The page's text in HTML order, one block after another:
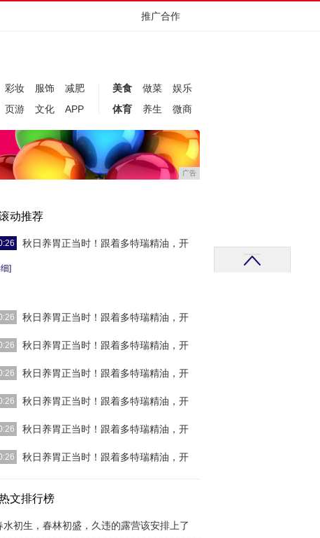
推广合作
彩妆 服饰
减肥
页游 文化 APP
美食 做菜
娱乐
体育
养生 微商
广告
动推荐
秋日养胃正当时！跟着多特瑞精油，开
]
秋日养胃正当时！跟着多特瑞精油，开
细] 秋日养胃正当时！跟着多特瑞精油，开
细] 秋日养胃正当时！跟着多特瑞精油，开
细] 秋日养胃正当时！跟着多特瑞精油，开
细] 秋日养胃正当时！跟着多特瑞精油，开
细] 秋日养胃正当时！跟着多特瑞精油，开
文排行榜
水初生，春林初盛，久违的露营该安排上了